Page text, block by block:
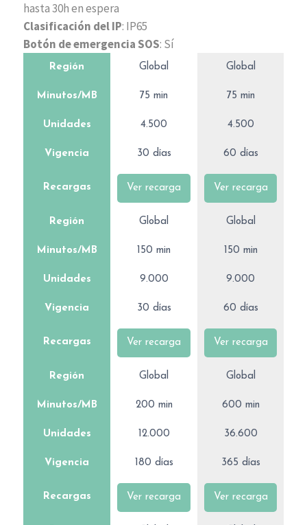
hasta 30h en espera
Clasificación del IP: IP65
Botón de emergencia SOS: Sí
Región Global Global
Minutos/MB 75 min 75 min
Unidades 4.500 4.500
Vigencia 30 días 60 días
Recargas Ver recarga Ver recarga
Región Global Global
Minutos/MB 150 min 150 min
Unidades 9.000 9.000
Vigencia 30 días 60 días
Recargas Ver recarga Ver recarga
Región Global Global
Minutos/MB 200 min 600 min
Unidades 12.000 36.600
Vigencia 180 días 365 días
Recargas Ver recarga Ver recarga